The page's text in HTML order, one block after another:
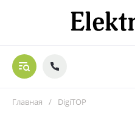
Главная / DigiTOP